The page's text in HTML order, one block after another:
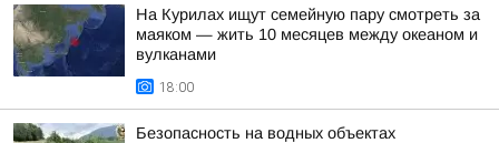
На Курилах ищут семейную пару смотреть за
маяком — жить 10 месяцев между океаном и
вулканами
18:00
Безопасность на водных объектах